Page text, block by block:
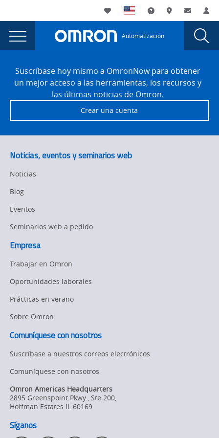
currently
viewing
the
page.
Utility
Navigation
My List Soporte DóndeContacto
Main
Navigation
Automatización
Versión
1.50
FooterSuscríbase hoy mismo a OmronNow para obtener
un mejor acceso a las herramientas, los recursos y
las últimas noticias de Omron.
Crear una cuenta
Noticias, eventos y seminarios web
Noticias
Blog
Eventos
Seminarios web a pedido
Empresa
Trabajar en Omron
Oportunidades laborales
Prácticas en verano
Sobre Omron
Comuníquese con nosotros
Suscríbase a nuestros correos electrónicos
Comuníquese con nosotros
Omron Americas Headquarters
2895 Greenspoint Pkwy., Ste 200,
Hoffman Estates IL 60169
Síganos